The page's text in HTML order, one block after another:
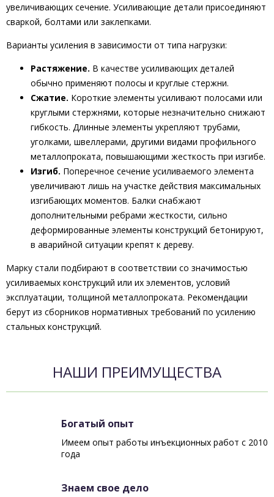
увеличивающих сечение. Усиливающие детали присоединяют
сваркой, болтами или заклепками.
Варианты усиления в зависимости от типа нагрузки:
Растяжение. В качестве усиливающих деталей
обычно применяют полосы и круглые стержни.
Сжатие. Короткие элементы усиливают полосами или
круглыми стержнями, которые незначительно снижают
гибкость. Длинные элементы укрепляют трубами,
уголками, швеллерами, другими видами профильного
металлопроката, повышающими жесткость при изгибе.
Изгиб. Поперечное сечение усиливаемого элемента
увеличивают лишь на участке действия максимальных
изгибающих моментов. Балки снабжают
дополнительными ребрами жесткости, сильно
деформированные элементы конструкций бетонируют,
в аварийной ситуации крепят к дереву.
Марку стали подбирают в соответствии со значимостью
усиливаемых конструкций или их элементов, условий
эксплуатации, толщиной металлопроката. Рекомендации
берут из сборников нормативных требований по усилению
стальных конструкций.
НАШИ ПРЕИМУЩЕСТВА
Богатый опыт
Имеем опыт работы инъекционных работ с 2010
года
Знаем свое дело